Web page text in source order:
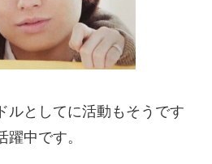
ルとしてに活動もそうです
中です。